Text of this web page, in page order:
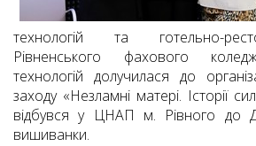
технологій та готельно-
Рівненського фахового
технологій долучилася до
заходу «Незламні матері. Історії
відбувся у ЦНАП м. Рівного до
вишиванки.